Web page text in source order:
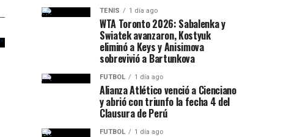
TENIS 1 día ago
WTA Toronto 2026: Sabalenka y
Swiatek avanzaron, Kostyuk
eliminó a Keys y Anisimova
sobrevivió a Bartunkova
FUTBOL 1 día ago
Alianza Atlético venció a Cienciano
y abrió con triunfo la fecha 4 del
Clausura de Perú
FUTBOL 1 día ago